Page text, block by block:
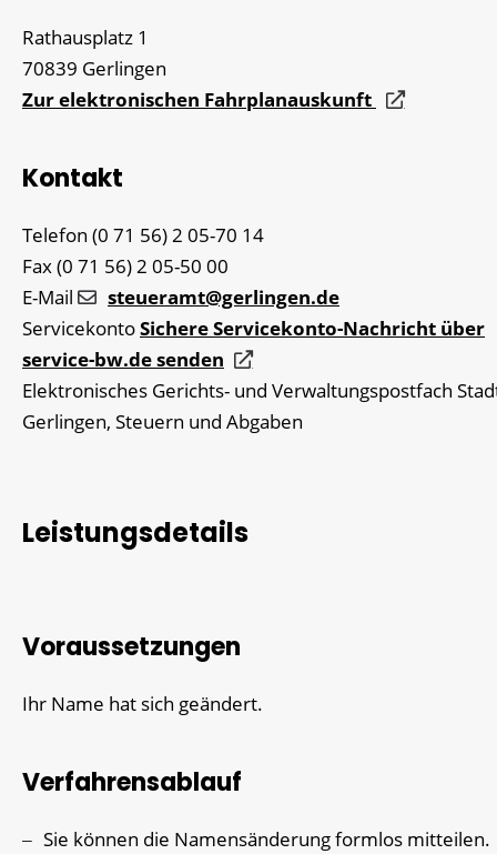
Rathausplatz 1
70839 Gerlingen
Zur elektronischen Fahrplanauskunft
Kontakt
Telefon (0 71 56) 2 05-70 14
Fax(0 71 56) 2 05-50 00
E-Mail
steueramt@gerlingen.de
ServicekontoSichere Servicekonto-Nachricht über
service-bw.de senden
Elektronisches Gerichts- und Verwaltungspostfach
Gerlingen, Steuern und Abgaben
Leistungsdetails
Voraussetzungen
Ihr Name hat sich geändert.
Verfahrensablauf
Sie können die Namensänderung formlos mitteilen.